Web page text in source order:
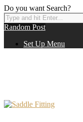
Do you want Search?
Random Post
Set Up Menu